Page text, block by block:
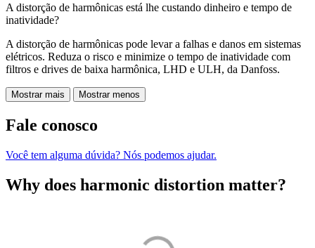
A distorção de harmônicas está lhe custando dinheiro e tempo de
inatividade?
A distorção de harmônicas pode levar a falhas e danos em sistemas
elétricos. Reduza o risco e minimize o tempo de inatividade com
filtros e drives de baixa harmônica, LHD e ULH, da Danfoss.
Mostrar mais Mostrar menos
Fale conosco
Você tem alguma dúvida? Nós podemos ajudar.
Why does harmonic distortion matter?